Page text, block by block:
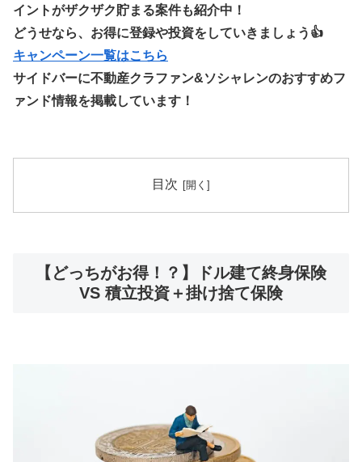
イントがザクザク貯まる案件も紹介中！
どうせなら、お得に登録や投資をしていきましょう👍
キャンペーン一覧はこちら
サイドバーに不動産クラファン&ソシャレンのおすすめフ
ァンド情報を掲載しています！
目次
【どっちがお得！？】ドル建て終身保険
VS 積立投資＋掛け捨て保険